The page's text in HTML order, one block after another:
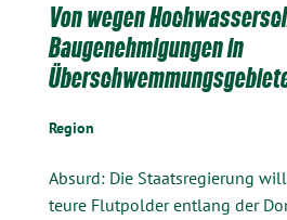
Von wegen
Baugenehmigungen in
Region
Absurd: Die Staatsregierung
teure Flutpolder entlang der